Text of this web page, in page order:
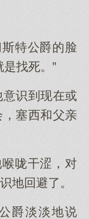
特公爵的脸
是找死。”
识到现在或
塞西和父亲
咙干涩，对
地回避了。
爵淡淡地说